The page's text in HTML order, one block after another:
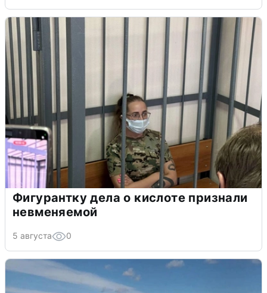
Фигурантку дела о кислоте признали
невменяемой
5 августа 0